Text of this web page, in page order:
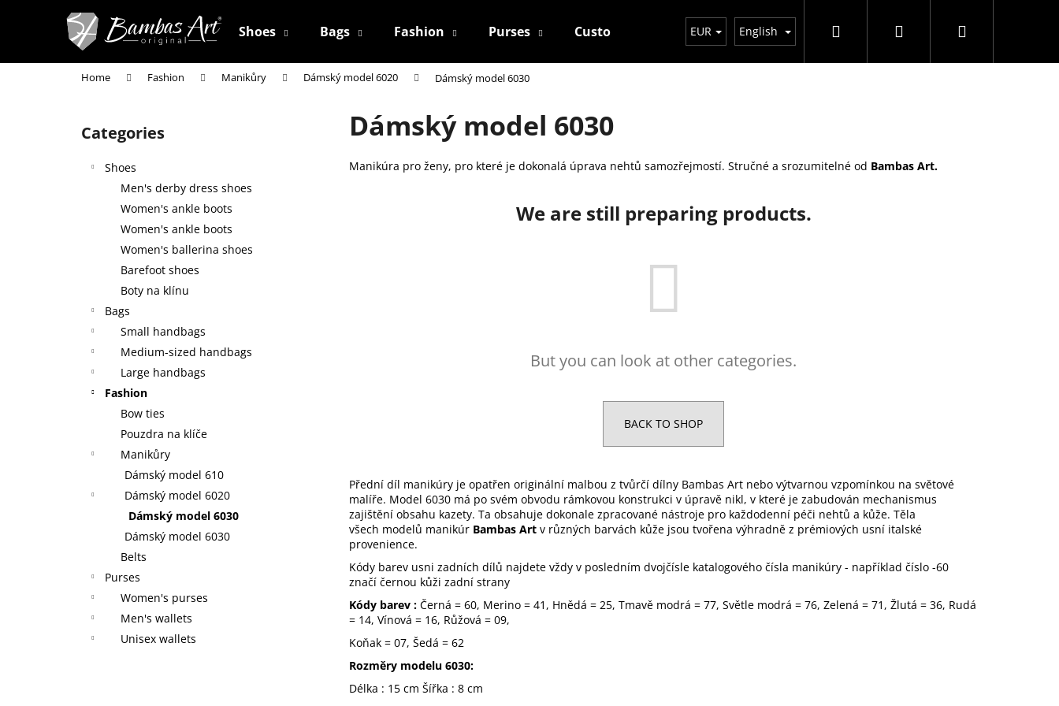
Shoes Bags Fashion Purses Custom Contact
EUR English Search Login Shopping
Home Fashion Manikůry Dámský model 6020 Dámský model 6030
Skip
categories
Categories
Shoes
Men's derby dress shoes
Women's ankle boots
Women's ankle boots
Women's ballerina shoes
Barefoot shoes
Boty na klínu
Bags
Small handbags
Medium-sized handbags
Large handbags
Fashion
Bow ties
Pouzdra na klíče
Manikůry
Dámský model 610
Dámský model 6020
Dámský model 6030
Dámský model 6030
Belts
Purses
Women's purses
Men's wallets
Unisex wallets
Dámský model 6030
Manikúra pro ženy, pro které je dokonalá úprava nehtů samozřejmostí. Stručné a srozumitelné od Bambas Art.
We are still preparing products.
But you can look at other categories.
BACK TO SHOP
Přední díl manikúry je opatřen originální malbou z tvůrčí dílny Bambas Art nebo výtvarnou vzpomínkou na světové
malíře. Model 6030 má po svém obvodu rámkovou konstrukci v úpravě nikl, v které je zabudován mechanismus
zajištění obsahu kazety. Ta obsahuje dokonale zpracované nástroje pro každodenní péči nehtů a kůže. Těla
všech modelů manikúr Bambas Art v různých barvách kůže jsou tvořena výhradně z prémiových usní italské
provenience.
Kódy barev usni zadních dílů najdete vždy v posledním dvojčísle katalogového čísla manikúry - například číslo -60
značí černou kůži zadní strany
Kódy barev : Černá = 60, Merino = 41, Hnědá = 25, Tmavě modrá = 77, Světle modrá = 76, Zelená = 71, Žlutá = 36, Rudá
= 14, Vínová = 16, Růžová = 09,
Koňak = 07, Šedá = 62
Rozměry modelu 6030:
Délka : 15 cm Šířka : 8 cm
t
Back
shopping
Back
shopping
What are you looking for?
We recommend